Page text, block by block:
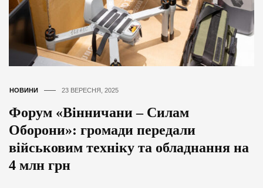
НОВИНИ 23 ВЕРЕСНЯ, 2025
Форум «Вінничани – Силам
Оборони»: громади передали
військовим техніку та обладнання на
4 млн грн